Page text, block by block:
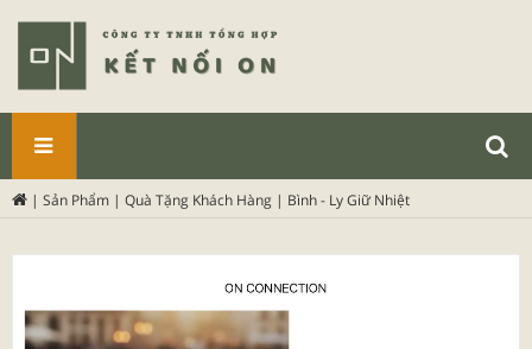
PHẨM
| Sản Phẩm | Quà Tặng Khách Hàng | Bình - Ly Giữ Nhiệt